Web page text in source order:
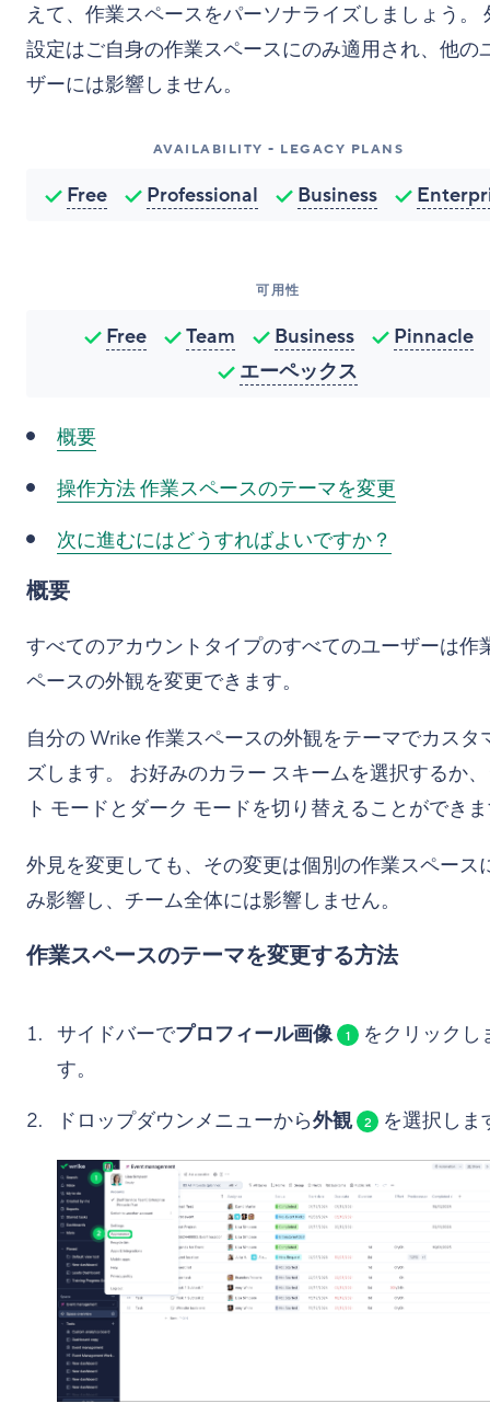
えて、作業スペースをパーソナライズしましょう。
設定はご自身の作業スペースにのみ適用され、他の
ザーには影響しません。
AVAILABILITY - LEGACY PLANS
Free Professional Business
可用性
Free Team Business
Pinnacle
エーペックス
概要
操作方法作業スペースのテーマを変更
次に進むにはどうすればよいですか？
概要
すべてのアカウントタイプのすべてのユーザーは作
ペースの外観を変更できます。
自分の Wrike 作業スペースの外観をテーマでカスタ
ズします。 お好みのカラー スキームを選択するか
ト モードとダーク モードを切り替えることができ
外見を変更しても、その変更は個別の作業スペース
み影響し、チーム全体には影響しません。
作業スペースのテーマを変更する方法
サイドバーでプロフィール画像 1
をクリックし
す。
ドロップダウンメニューから外観 2 を選択しま